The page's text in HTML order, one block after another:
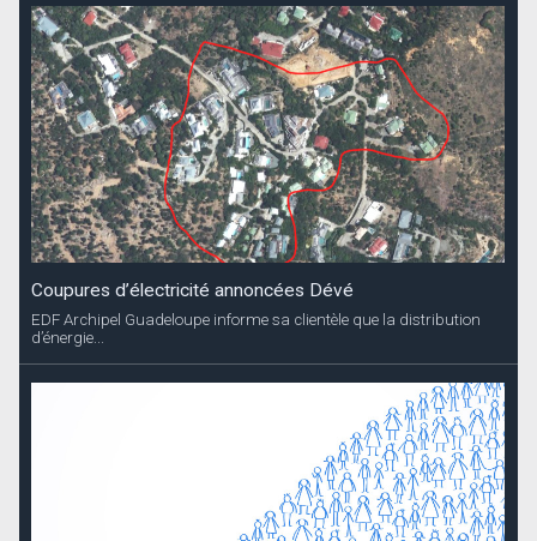
Coupures d’électricité annoncées Dévé
EDF Archipel Guadeloupe informe sa clientèle que la distribution
d’énergie...